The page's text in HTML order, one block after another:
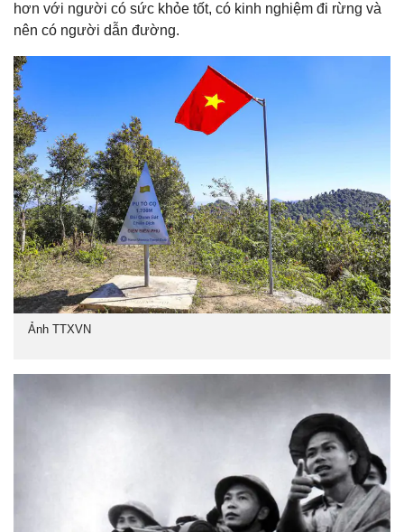
hơn với người có sức khỏe tốt, có kinh nghiệm đi rừng và
nên có người dẫn đường.
Ảnh TTXVN